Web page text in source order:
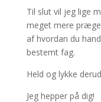
Til slut vil jeg lige
meget mere
af hvordan du
bestemt fag.
Held og lykke
Jeg hepper på dig!